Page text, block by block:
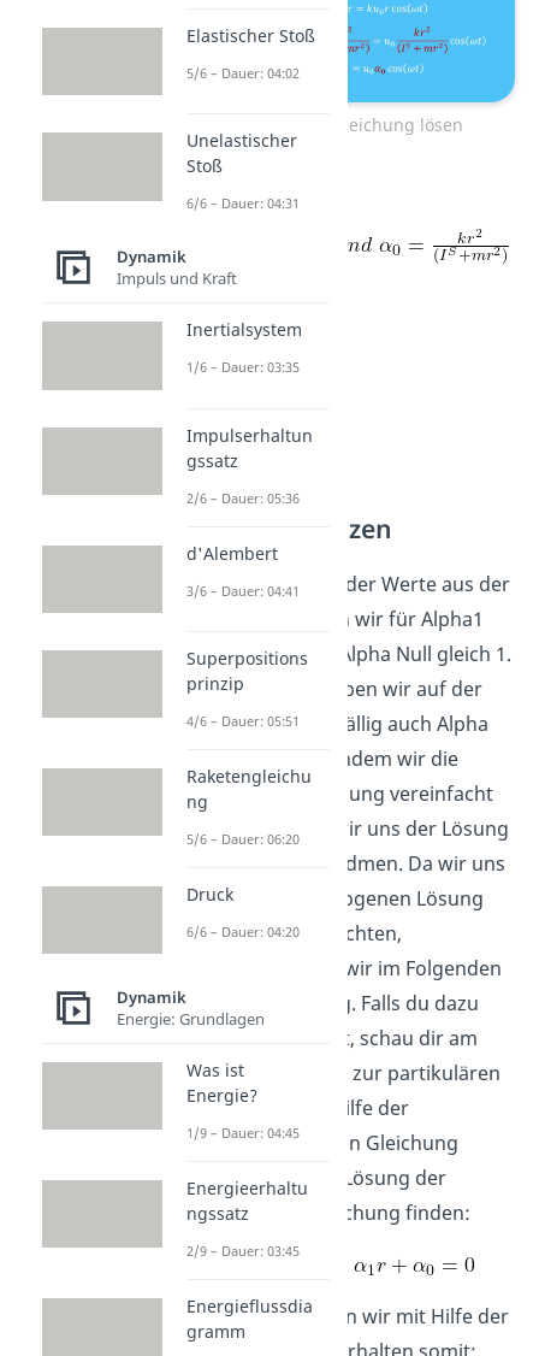
Differentialgleichung lösen
Mit:
Werte einsetzen
Durch Einsetzen der Werte aus der
Aufgabe erhalten wir für Alpha1
gleich 2 und für Alpha Null gleich 1.
In diesem Fall haben wir auf der
rechten Seite zufällig auch Alpha
Null stehen. Nachdem wir die
Differentialgleichung vereinfacht
haben, können wir uns der Lösung
der Gleichung widmen. Da wir uns
nur mit der homogenen Lösung
beschäftigen möchten,
vernachlässigen wir im Folgenden
die Wegerregung. Falls du dazu
noch Fragen hast, schau dir am
besten das Video zur partikulären
Lösung an. Mit Hilfe der
charakteristischen Gleichung
können wir eine Lösung der
homogenen Gleichung finden:
Die Lösung finden wir mit Hilfe der
p-q-Formel und erhalten somit:
Elastischer Stoß
5/6 – Dauer: 04:02
Unelastischer
Stoß
6/6 – Dauer: 04:31
Dynamik
Impuls und Kraft
Inertialsystem
1/6 – Dauer: 03:35
Impulserhaltun
gssatz
2/6 – Dauer: 05:36
d'Alembert
3/6 – Dauer: 04:41
Superpositions
prinzip
4/6 – Dauer: 05:51
Raketengleichu
ng
5/6 – Dauer: 06:20
Druck
6/6 – Dauer: 04:20
Dynamik
Energie: Grundlagen
Was ist
Energie?
1/9 – Dauer: 04:45
Energieerhaltu
ngssatz
2/9 – Dauer: 03:45
Energieflussdia
gramm